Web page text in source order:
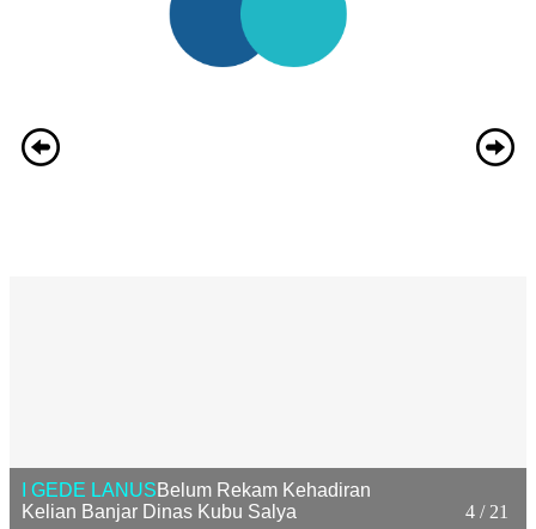
4 / 21
I GEDE LANUSBelum Rekam Kehadiran
Kelian Banjar Dinas Kubu Salya